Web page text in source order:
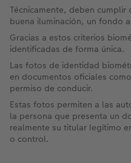
Técnicamente, deben cumplir
buena iluminación, un fondo
Gracias a estos criterios
identificadas de forma única.
Las fotos de identidad
en documentos oficiales
permiso de conducir.
Estas fotos permiten a las
la persona que presenta un
realmente su titular legítimo
o control.